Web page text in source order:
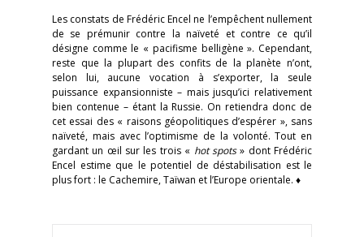
Les constats de Frédéric Encel ne l’empêchent nullement
de se prémunir contre la naïveté et contre ce qu’il
désigne comme le « pacifisme belligène ». Cependant,
reste que la plupart des confits de la planète n’ont,
selon lui, aucune vocation à s’exporter, la seule
puissance expansionniste – mais jusqu’ici relativement
bien contenue – étant la Russie. On retiendra donc de
cet essai des « raisons géopolitiques d’espérer », sans
naïveté, mais avec l’optimisme de la volonté. Tout en
gardant un œil sur les trois « hot spots» dont Frédéric
Encel estime que le potentiel de déstabilisation est le
plus fort : le Cachemire, Taïwan et l’Europe orientale. ♦